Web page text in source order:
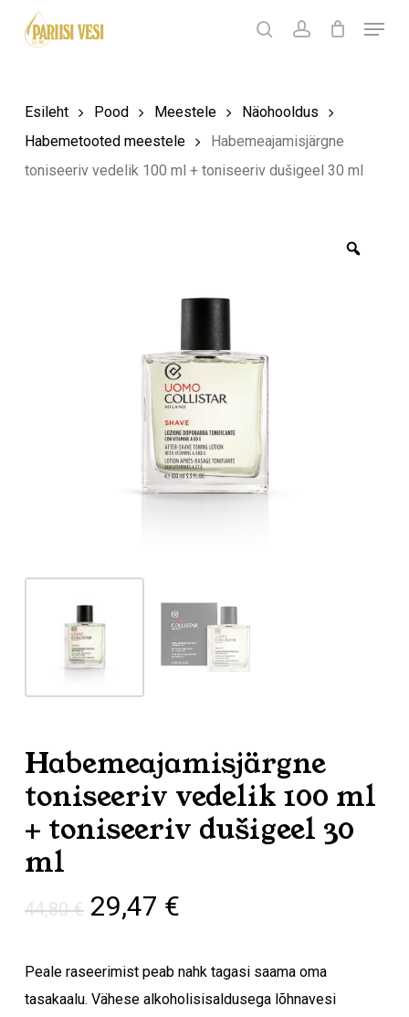
Products
search
searchaccount
Menu
Ostukorv
Esileht Pood Meestele
Näohooldus
Habemetooted meestele
Habemeajamisjärgne
toniseeriv vedelik 100 ml + toniseeriv dušigeel 30 ml
Habemeajamisjärgne
toniseeriv vedelik 100 ml
+ toniseeriv dušigeel 30
ml
44,80€ Algne
oli:
44,80 €.
29,47 €Praegune
on:
29,47 €.
Peale raseerimist peab nahk tagasi saama oma
tasakaalu. Vähese alkoholisisaldusega lõhnavesi